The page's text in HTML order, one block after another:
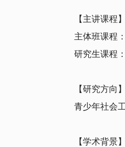
【主讲课程】
主体班课程：
研究生课程：
【研究方向】
青少年社会工
【学术背景】